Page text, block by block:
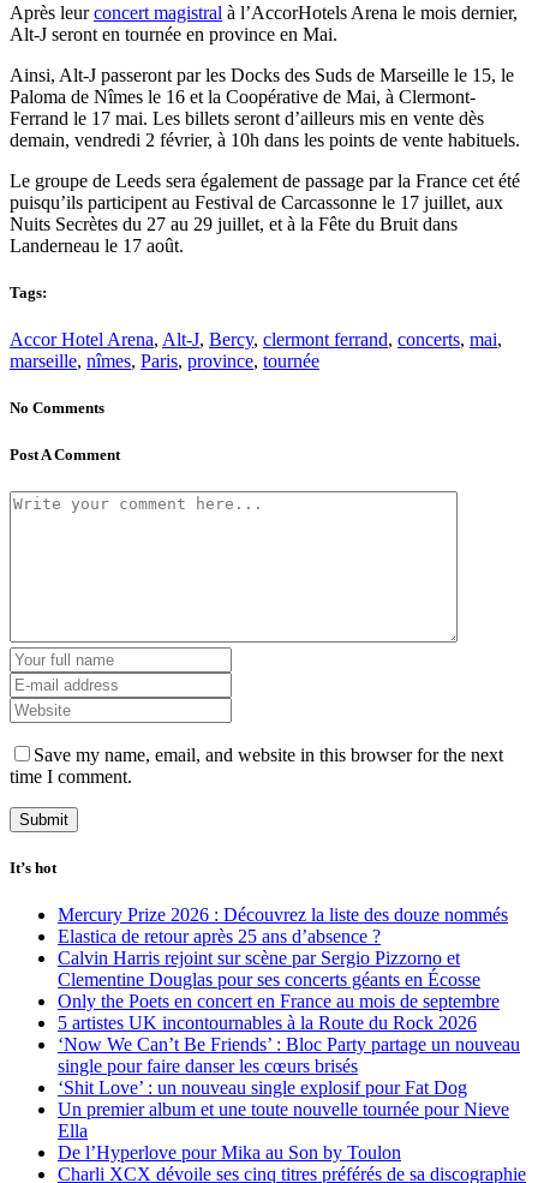
Après leurconcert magistral à l’AccorHotels Arena le mois dernier,
Alt-J seront en tournée en province en Mai.
Ainsi, Alt-J passeront par les Docks des Suds de Marseille le 15, le
Paloma de Nîmes le 16 et la Coopérative de Mai, à Clermont-
Ferrand le 17 mai. Les billets seront d’ailleurs mis en vente dès
demain, vendredi 2 février, à 10h dans les points de vente habituels.
Le groupe de Leeds sera également de passage par la France cet été
puisqu’ils participent au Festival de Carcassonne le 17 juillet, aux
Nuits Secrètes du 27 au 29 juillet, et à la Fête du Bruit dans
Landerneau le 17 août.
Tags:
Accor Hotel Arena, Alt-J, Bercy, clermont ferrand, concerts, mai,
marseille, nîmes, Paris, province, tournée
No Comments
Post A Comment
Save my name, email, and website in this browser for the next
time I comment.
It’s hot
Mercury Prize 2026 : Découvrez la liste des douze nommés
Elastica de retour après 25 ans d’absence ?
Calvin Harris rejoint sur scène par Sergio Pizzorno et
Clementine Douglas pour ses concerts géants en Écosse
Only the Poets en concert en France au mois de septembre
5 artistes UK incontournables à la Route du Rock 2026
‘Now We Can’t Be Friends’ : Bloc Party partage un nouveau
single pour faire danser les cœurs brisés
‘Shit Love’ : un nouveau single explosif pour Fat Dog
Un premier album et une toute nouvelle tournée pour Nieve
Ella
De l’Hyperlove pour Mika au Son by Toulon
Charli XCX dévoile ses cinq titres préférés de sa discographie